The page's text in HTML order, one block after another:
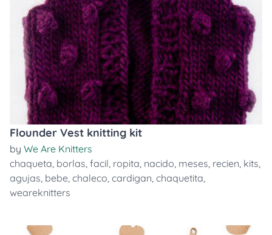
Flounder Vest knitting kit
by We Are Knitters
chaqueta, borlas, facil, ropita, nacido, meses, recien, kits,
agujas, bebe, chaleco, cardigan, chaquetita,
weareknitters